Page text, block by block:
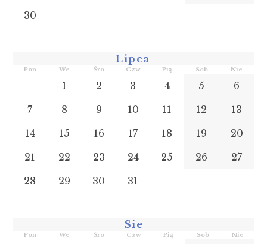
30
Lipca
Pon We Śro Czw Pią Sob Nie
1 2 3 4 5
6
7
8 9 10 11 12
13
14
15 16 17 18 19
20
21
22 23 24 25 26
27
28
29 30 31
Sie
Pon We Śro Czw Pią Sob Nie